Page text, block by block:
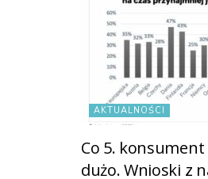
AKTUALNOŚCI
Co 5. konsument
dużo. Wnioski z